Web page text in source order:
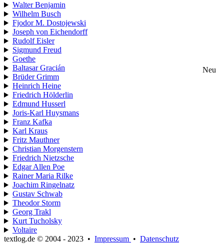
Walter Benjamin
Wilhelm Busch
Fjodor M. Dostojewski
Joseph von Eichendorff
Rudolf Eisler
Sigmund Freud
Goethe
Baltasar Gracián
Neu
Brüder Grimm
Heinrich Heine
Friedrich Hölderlin
Edmund Husserl
Joris-Karl Huysmans
Franz Kafka
Karl Kraus
Fritz Mauthner
Christian Morgenstern
Friedrich Nietzsche
Edgar Allen Poe
Rainer Maria Rilke
Joachim Ringelnatz
Gustav Schwab
Theodor Storm
Georg Trakl
Kurt Tucholsky
Voltaire
textlog.de © 2004 - 2023 • Impressum • Datenschutz